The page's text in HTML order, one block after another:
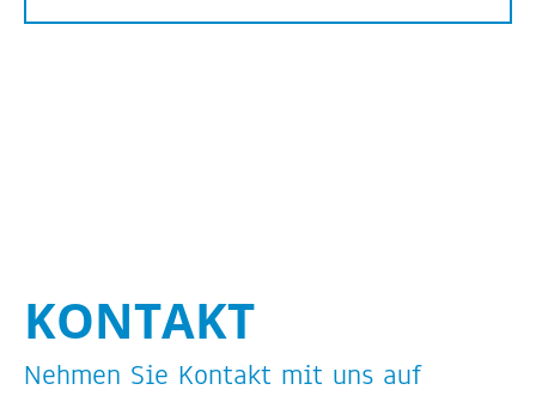
KON­TAKT
Neh­men Sie Kon­takt mit uns auf